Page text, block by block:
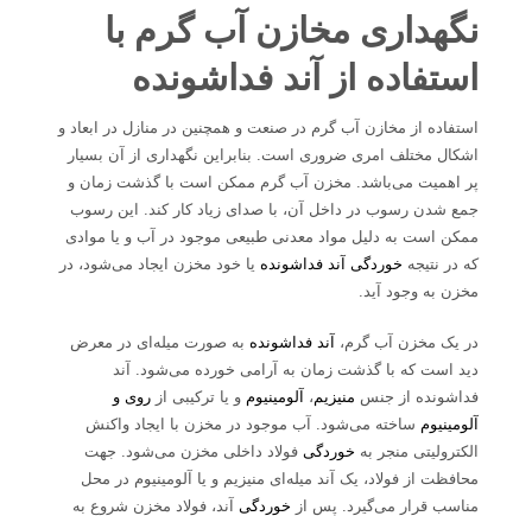
نگهداری مخازن آب گرم با
استفاده از آند فداشونده
استفاده از مخازن آب گرم در صنعت و همچنین در منازل در ابعاد و
اشکال مختلف امری ضروری است. بنابراین نگهداری از آن بسیار
پر اهمیت می‌باشد. مخزن آب گرم ممکن است با گذشت زمان و
جمع شدن رسوب در داخل آن، با صدای زیاد کار کند. این رسوب
ممکن است به دلیل مواد معدنی طبیعی موجود در آب و یا موادی
که در نتیجه خوردگی آند فداشونده یا خود مخزن ایجاد می‌شود، در
مخزن به وجود آید.
در یک مخزن آب گرم، آند فداشونده به صورت میله‌ای در معرض
دید است که با گذشت زمان به آرامی خورده می‌شود. آند
فداشونده از جنس منیزیم ، آلومینیوم و یا ترکیبی از روی و
آلومینیوم ساخته می‌شود. آب موجود در مخزن با ایجاد واکنش
الکترولیتی منجر به خوردگی فولاد داخلی مخزن می‌شود. جهت
محافظت از فولاد، یک آند میله‌ای منیزیم و یا آلومینیوم در محل
مناسب قرار می‌گیرد. پس از خوردگی آند، فولاد مخزن شروع به